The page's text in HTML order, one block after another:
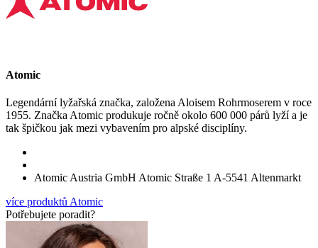
Atomic
Legendární lyžařská značka, založena Aloisem Rohrmoserem v roce
1955. Značka Atomic produkuje ročně okolo 600 000 párů lyží a je
tak špičkou jak mezi vybavením pro alpské disciplíny.
Atomic Austria GmbH Atomic Straße 1 A-5541 Altenmarkt
více produktů Atomic
Potřebujete poradit?